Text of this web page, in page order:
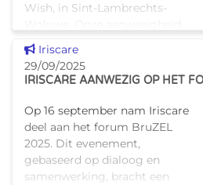
Wish, in Sint-Lambrechts-
werd bijzonder gewaardeerd
door de teams van My Wish, en
vooral d
Dit nieuws tonen
Iriscare
29/09/2025
IRISCARE AANWEZIG OP HET
Op 16 september nam Iriscare
deel aan het forum BruZEL
2025. Dit evenement,
gebaseerd op dialoog en
samenwerking, bracht een